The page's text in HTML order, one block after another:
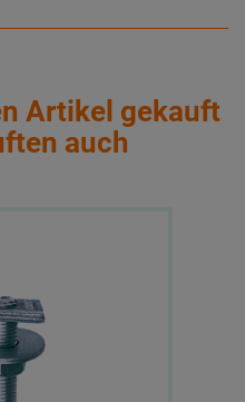
Artikel gekauft
auch